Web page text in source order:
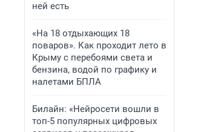
ней есть
«На 18 отдыхающих 18
поваров». Как проходит лето в
Крыму с перебоями света и
бензина, водой по графику и
налетами БПЛА
Билайн: «Нейросети вошли в
топ-5 популярных цифровых